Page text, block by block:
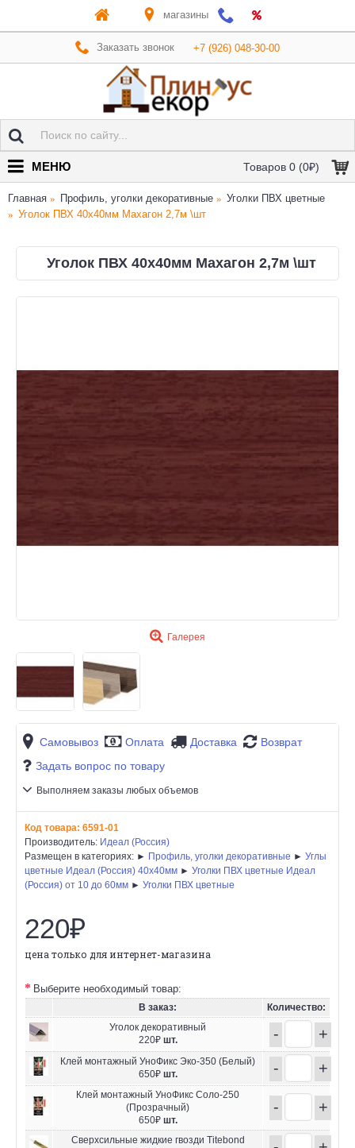
магазины
Заказать звонок +7 (926) 048-30-00
Товаров 0 (0₽)
МЕНЮ
Главная Профиль, уголки декоративные
Уголки ПВХ цветные
Уголок ПВХ 40х40мм Махагон 2,7м \шт
Уголок ПВХ 40х40мм Махагон 2,7м \шт
Галерея
Самовывоз Оплата Доставка
Возврат
Задать вопрос по товару
Выполняем заказы любых объемов
Код товара: 6591-01
Производитель: Идеал (Россия)
Размещен в категориях: ► Профиль, уголки декоративные ► Углы
цветные Идеал (Россия) 40х40мм ► Уголки ПВХ цветные Идеал
(Россия) от 10 до 60мм ► Уголки ПВХ цветные
220₽
цена только для интернет-магазина
Выберите необходимый товар:
В заказ:
Количество:
Уголок декоративный
220₽ шт. - +
Клей монтажный УноФикс Эко-350 (Белый)
650₽ шт. - +
Клей монтажный УноФикс Соло-250
(Прозрачный)
650₽ шт.
- +
Сверхсильные жидкие гвозди Titebond